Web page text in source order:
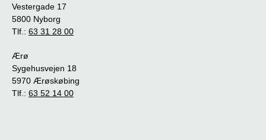
Vestergade 17
5800 Nyborg
Tlf.: 63 31 28 00
Ærø
Sygehusvejen 18
5970 Ærøskøbing
Tlf.: 63 52 14 00